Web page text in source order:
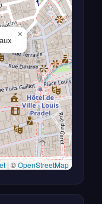
×
| ©OpenStreetMap